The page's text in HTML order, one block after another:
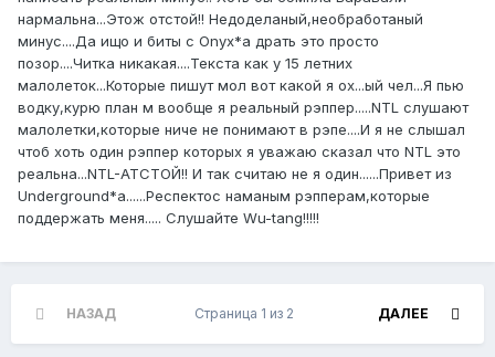
нармальна...Этож отстой!! Недоделаный,необработаный
минус....Да ищо и биты с Onyx*а драть это просто
позор....Читка никакая....Текста как у 15 летних
малолеток...Которые пишут мол вот какой я ох...ый чел...Я пью
водку,курю план м вообще я реальный рэппер.....NTL слушают
малолетки,которые ниче не понимают в рэпе....И я не слышал
чтоб хоть один рэппер которых я уважаю сказал что NTL это
реальна...NTL-АТСТОЙ!! И так считаю не я один......Привет из
Underground*а......Респектос наманым рэпперам,которые
поддержать меня..... Слушайте Wu-tang!!!!!
НАЗАД ДАЛЕЕ
Страница 1 из 2